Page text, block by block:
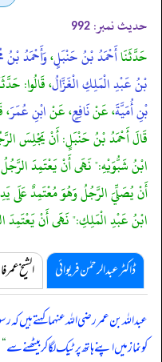
حدیث نمبر: 992
حَدَّثَنَاأَحْمَدُ بْنُ حَنْبَلٍ،وَأَحْمَدُ بْنُ
بْنُ عَبْدِ الْمَلِكِ الْغَزَّالُ، قَالُوا:
بْنِ أُمَيَّةَ، عَنْنَافِعٍ، عَنْابْنِ عُمَرَ
قَالَ أَحْمَدُ بْنُ حَنْبَلٍ: أَنْ يَجْلِسَ
ابْنُ شَبُّوَيْهِ:" نَهَى أَنْ يَعْتَمِدَ
أَنْ يُصَلِّيَ الرَّجُلُ وَهُوَ مُعْتَمِدٌ عَلَى
ابْنُ عَبْدِ الْمَلِكِ:" نَهَى أَنْ يَعْتَمِدَ
ڈاکٹر عبدالرحمٰن فریوائی الشیخ
عبداللہ بن عمر رضی اللہ عنہما کہتے ہیں کہ
کو نماز میں اپنے ہاتھ پر ٹیک لگا کر بیٹھنے سے“